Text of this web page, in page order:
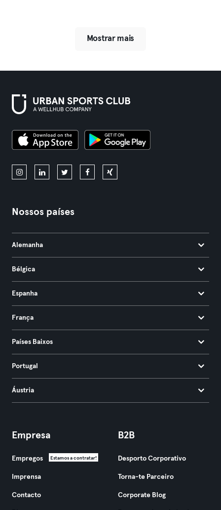
Mostrar mais
Nossos países
Alemanha
Bélgica
Espanha
França
Países Baixos
Portugal
Áustria
Empresa
Empregos Estamos a contratar!
Imprensa
Contacto
B2B
Desporto Corporativo
Torna-te Parceiro
Corporate Blog